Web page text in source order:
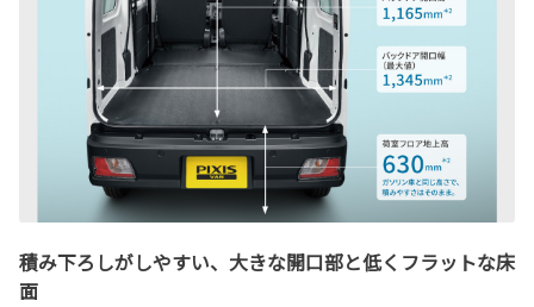
積み下ろしがしやすい、大きな開口部と低くフラットな床
面